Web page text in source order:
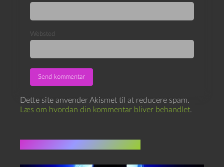
Websted
Dette site anvender Akismet til at reducere spam.
Læs om hvordan din kommentar bliver behandlet.